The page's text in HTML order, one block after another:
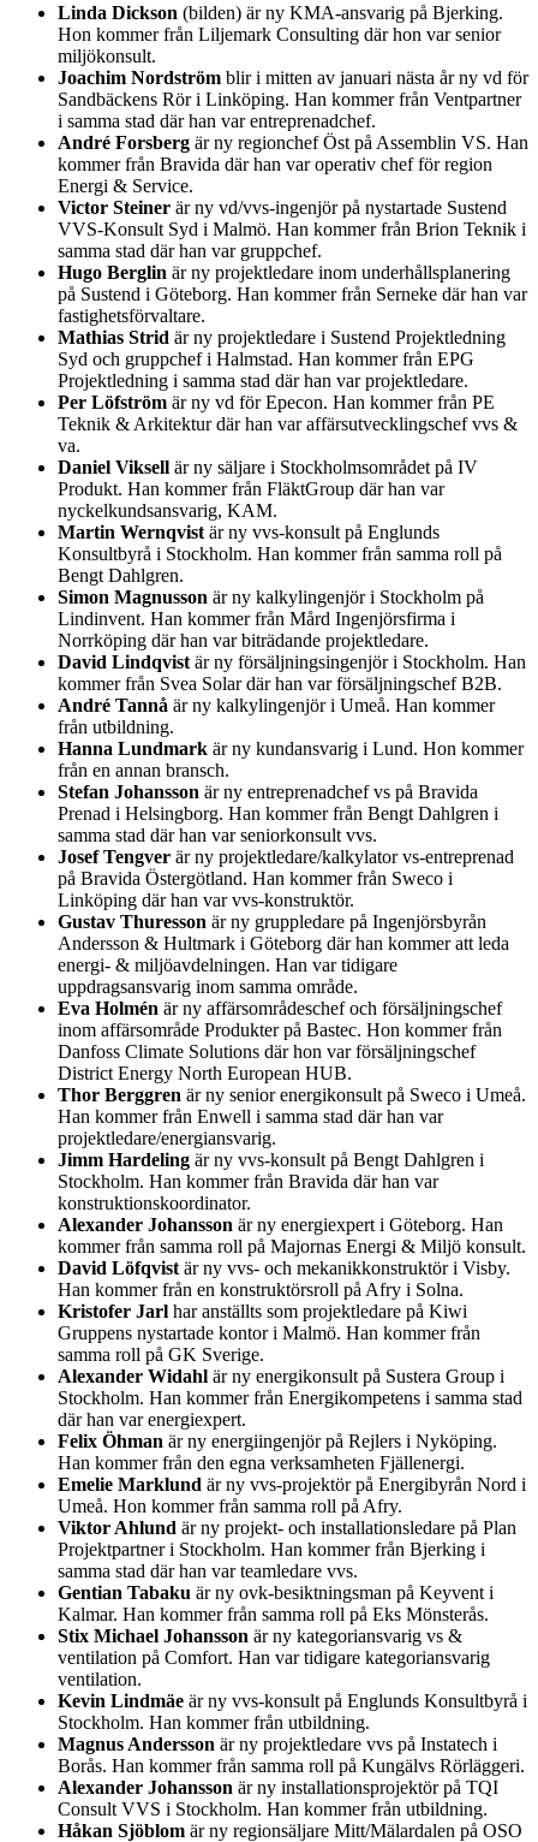
Linda Dickson (bilden) är ny KMA-ansvarig på Bjerking.
Hon kommer från Liljemark Consulting där hon var senior
miljökonsult.
Joachim Nordström blir i mitten av januari nästa år ny vd för
Sandbäckens Rör i Linköping. Han kommer från Ventpartner
i samma stad där han var entreprenadchef.
André Forsberg är ny regionchef Öst på Assemblin VS. Han
kommer från Bravida där han var operativ chef för region
Energi & Service.
Victor Steiner är ny vd/vvs-ingenjör på nystartade Sustend
VVS-Konsult Syd i Malmö. Han kommer från Brion Teknik i
samma stad där han var gruppchef.
Hugo Berglin är ny projektledare inom underhållsplanering
på Sustend i Göteborg. Han kommer från Serneke där han var
fastighetsförvaltare.
Mathias Strid är ny projektledare i Sustend Projektledning
Syd och gruppchef i Halmstad. Han kommer från EPG
Projektledning i samma stad där han var projektledare.
Per Löfström är ny vd för Epecon. Han kommer från PE
Teknik & Arkitektur där han var affärsutvecklingschef vvs &
va.
Daniel Viksell är ny säljare i Stockholmsområdet på IV
Produkt. Han kommer från FläktGroup där han var
nyckelkundsansvarig, KAM.
Martin Wernqvist är ny vvs-konsult på Englunds
Konsultbyrå i Stockholm. Han kommer från samma roll på
Bengt Dahlgren.
Simon Magnusson är ny kalkylingenjör i Stockholm på
Lindinvent. Han kommer från Mård Ingenjörsfirma i
Norrköping där han var biträdande projektledare.
David Lindqvist är ny försäljningsingenjör i Stockholm. Han
kommer från Svea Solar där han var försäljningschef B2B.
André Tannå är ny kalkylingenjör i Umeå. Han kommer
från utbildning.
Hanna Lundmark är ny kundansvarig i Lund. Hon kommer
från en annan bransch.
Stefan Johansson är ny entreprenadchef vs på Bravida
Prenad i Helsingborg. Han kommer från Bengt Dahlgren i
samma stad där han var seniorkonsult vvs.
Josef Tengver är ny projektledare/kalkylator vs-entreprenad
på Bravida Östergötland. Han kommer från Sweco i
Linköping där han var vvs-konstruktör.
Gustav Thuresson är ny gruppledare på Ingenjörsbyrån
Andersson & Hultmark i Göteborg där han kommer att leda
energi- & miljöavdelningen. Han var tidigare
uppdragsansvarig inom samma område.
Eva Holmén är ny affärsområdeschef och försäljningschef
inom affärsområde Produkter på Bastec. Hon kommer från
Danfoss Climate Solutions där hon var försäljningschef
District Energy North European HUB.
Thor Berggren är ny senior energikonsult på Sweco i Umeå.
Han kommer från Enwell i samma stad där han var
projektledare/energiansvarig.
Jimm Hardeling är ny vvs-konsult på Bengt Dahlgren i
Stockholm. Han kommer från Bravida där han var
konstruktionskoordinator.
Alexander Johansson är ny energiexpert i Göteborg. Han
kommer från samma roll på Majornas Energi & Miljö konsult.
David Löfqvist är ny vvs- och mekanikkonstruktör i Visby.
Han kommer från en konstruktörsroll på Afry i Solna.
Kristofer Jarl har anställts som projektledare på Kiwi
Gruppens nystartade kontor i Malmö. Han kommer från
samma roll på GK Sverige.
Alexander Widahl är ny energikonsult på Sustera Group i
Stockholm. Han kommer från Energikompetens i samma stad
där han var energiexpert.
Felix Öhman är ny energiingenjör på Rejlers i Nyköping.
Han kommer från den egna verksamheten Fjällenergi.
Emelie Marklund är ny vvs-projektör på Energibyrån Nord i
Umeå. Hon kommer från samma roll på Afry.
Viktor Ahlund är ny projekt- och installationsledare på Plan
Projektpartner i Stockholm. Han kommer från Bjerking i
samma stad där han var teamledare vvs.
Gentian Tabaku är ny ovk-besiktningsman på Keyvent i
Kalmar. Han kommer från samma roll på Eks Mönsterås.
Stix Michael Johansson är ny kategoriansvarig vs &
ventilation på Comfort. Han var tidigare kategoriansvarig
ventilation.
Kevin Lindmäe är ny vvs-konsult på Englunds Konsultbyrå i
Stockholm. Han kommer från utbildning.
Magnus Andersson är ny projektledare vvs på Instatech i
Borås. Han kommer från samma roll på Kungälvs Rörläggeri.
Alexander Johansson är ny installationsprojektör på TQI
Consult VVS i Stockholm. Han kommer från utbildning.
Håkan Sjöblom är ny regionsäljare Mitt/Mälardalen på OSO